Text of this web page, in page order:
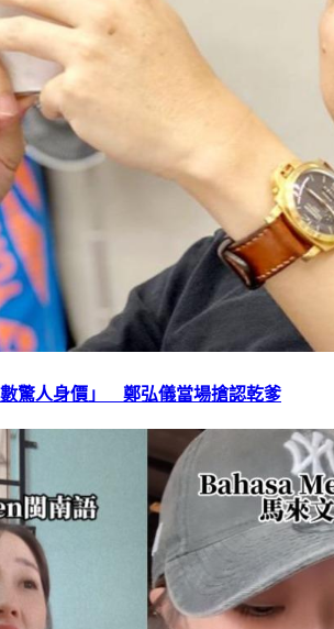
數驚人身價」 鄭弘儀當場搶認乾爹